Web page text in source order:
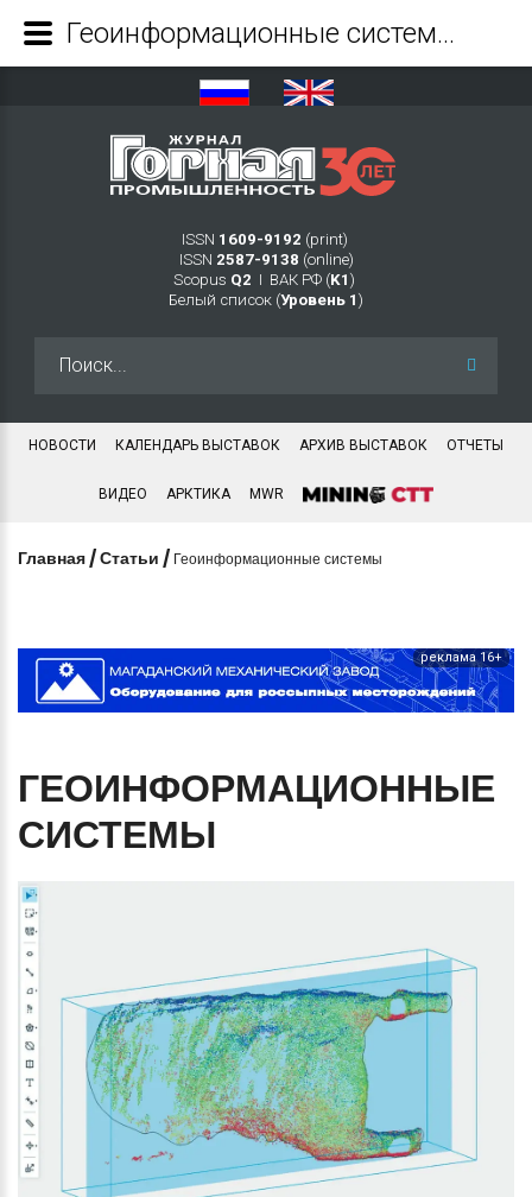
ISSN 1609-9192 (print)
ISSN 2587-9138 (online)
Scopus Q2 Ι ВАК РФ (K1 )
Белый список (Уровень 1 )
НОВОСТИ КАЛЕНДАРЬ ВЫСТАВОК АРХИВ ВЫСТАВОК ОТЧЕТЫ
ВИДЕО АРКТИКА MWR
Главная /Статьи / Геоинформационные системы
реклама 16+
ГЕОИНФОРМАЦИОННЫЕ
СИСТЕМЫ
Геоинформационные системы - Журнал Горная промышленность